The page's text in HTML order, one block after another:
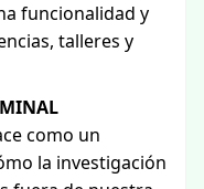
funcionalidad y
talleres y
como un
la investigación